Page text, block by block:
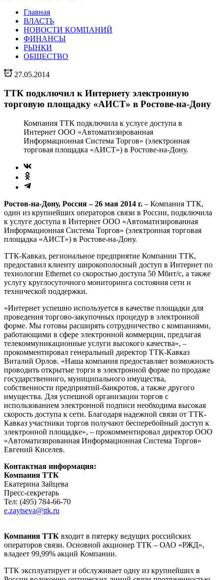
Главная
ВЛАСТЬ
НОВОСТИ КОМПАНИЙ
ФИНАНСЫ
РЫНКИ
ОБЩЕСТВО
27.05.2014
ТТК подключил к Интернету электронную
торговую площадку «АИСТ» в Ростове-на-Дону
Компания ТТК подключила к услуге доступа в
Интернет ООО «Автоматизированная
Информационная Система Торгов» (электронная
торговая площадка «АИСТ») в Ростове-на-Дону.
Ростов-на-Дону, Россия – 26 мая 2014 г. – Компания ТТК,
один из крупнейших операторов связи в России, подключила
к услуге доступа в Интернет ООО «Автоматизированная
Информационная Система Торгов» (электронная торговая
площадка «АИСТ») в Ростове-на-Дону.
ТТК-Кавказ, региональное предприятие Компании ТТК,
предоставил клиенту широкополосный доступ в Интернет по
технологии Ethernet со скоростью доступа 50 Мбит/с, а также
услугу круглосуточного мониторинга состояния сети и
технической поддержки.
«Интернет успешно используется в качестве площадки для
проведения торгово-закупочных процедур в электронной
форме. Мы готовы расширять сотрудничество с компаниями,
работающими в сфере электронной коммерции, предлагая
телекоммуникационные услуги высокого качества», –
прокомментировал генеральный директор ТТК-Кавказ
Виталий Орлов. «Наша компания предоставляет возможность
проводить открытые торги в электронной форме по продаже
государственного, муниципального имущества,
собственности предприятий-банкротов, а также другого
имущества. Для успешной организации торгов с
использованием электронной подписи необходима высокая
скорость доступа к сети. Благодаря надежной связи от ТТК-
Кавказ участники торгов получают бесперебойный доступ к
электронной площадке», – прокомментировал директор ООО
«Автоматизированная Информационная Система Торгов»
Евгений Киселев.
Контактная информация:
Компания ТТК
Екатерина Зайцева
Пресс-секретарь
Тел: (495) 784-66-70
e.zaytseva@ttk.ru
Компания ТТК входит в пятерку ведущих российских
операторов связи. Основной акционер ТТК – ОАО «РЖД»,
владеет 99,99% акций Компании.
ТТК эксплуатирует и обслуживает одну из крупнейших в